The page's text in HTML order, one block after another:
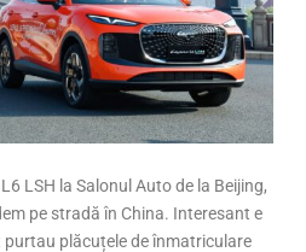
LSH la Salonul Auto de la Beijing,
pe stradă în China. Interesant e
purtau plăcuțele de înmatriculare